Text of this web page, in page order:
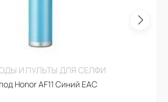
И ПУЛЬТЫ ДЛЯ СЕЛФИ
Honor AF11 Синий EAC